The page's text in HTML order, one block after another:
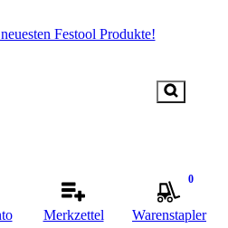
Festool Produkte!
Merkzettel
0
Warenstapler